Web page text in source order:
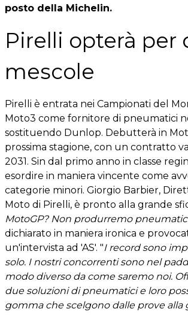
posto della Michelin.
Pirelli opterà per
mescole
Pirelli è entrata nei Campionati del
Moto3 come fornitore di pneumatici
sostituendo Dunlop. Debutterà in
prossima stagione, con un contratto
2031. Sin dal primo anno in classe
esordire in maniera vincente come
categorie minori. Giorgio Barbier,
Moto di Pirelli, è pronto alla grande
MotoGP? Non produrremo
dichiarato in maniera ironica e
un'intervista ad 'AS'. "I record sono
solo. I nostri concorrenti sono nel
modo diverso da come saremo noi.
due soluzioni di pneumatici e loro
gomma che scelgono dalle prove alla